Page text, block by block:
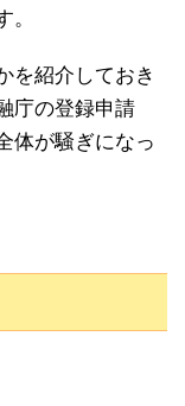
を紹介しておき
庁の登録申請
体が騒ぎになっ